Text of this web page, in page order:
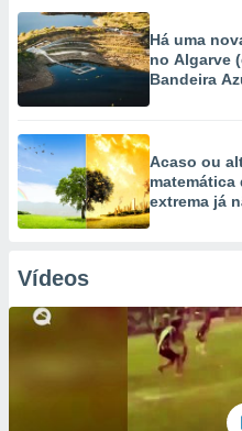
Há uma
no Algarve
Bandeira
Acaso ou
matemática
extrema já
Vídeos